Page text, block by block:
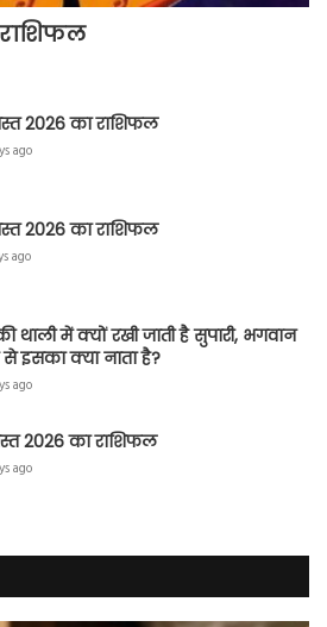
2026 का राशिफल
ago
2026 का राशिफल
ago
थाली में क्यों रखी जाती है सुपारी, भगवान
इसका क्या नाता है?
ago
2026 का राशिफल
ago